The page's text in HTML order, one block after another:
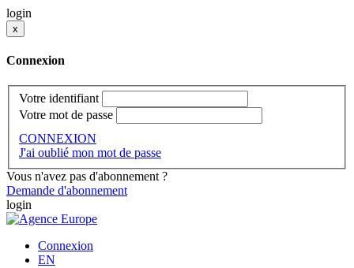
login
x
Connexion
Votre identifiant
Votre mot de passe
CONNEXION
J'ai oublié mon mot de passe
Vous n'avez pas d'abonnement ?
Demande d'abonnement
login
Connexion
EN